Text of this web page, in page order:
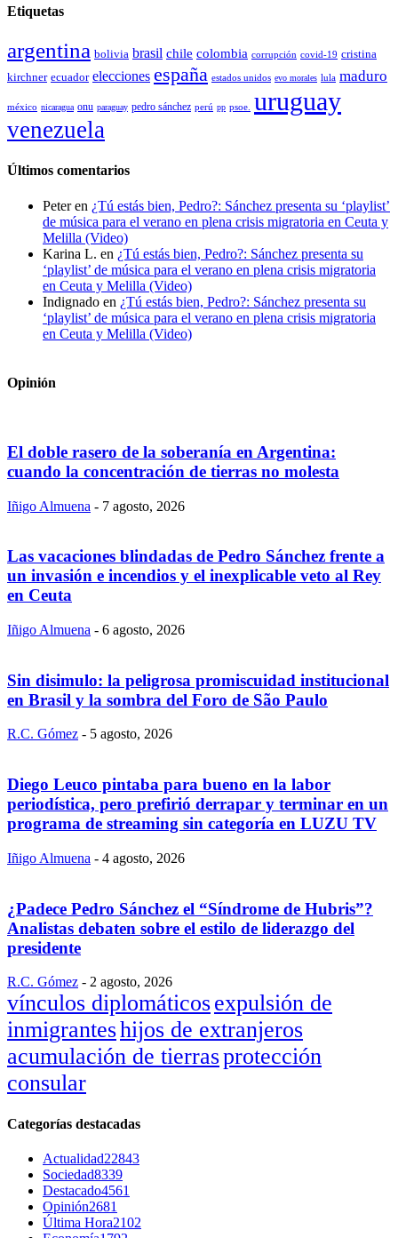
Etiquetas
argentina bolivia brasil chile colombia corrupción covid-19 cristina
kirchner ecuador elecciones españa estados unidos evo morales lula maduro
méxico nicaragua onu paraguay pedro sánchez perú pp psoe. uruguay
venezuela
Últimos comentarios
Peteren ¿Tú estás bien, Pedro?: Sánchez presenta su ‘playlist’
de música para el verano en plena crisis migratoria en Ceuta y
Melilla (Video)
Karina L. en ¿Tú estás bien, Pedro?: Sánchez presenta su
‘playlist’ de música para el verano en plena crisis migratoria
en Ceuta y Melilla (Video)
Indignado en ¿Tú estás bien, Pedro?: Sánchez presenta su
‘playlist’ de música para el verano en plena crisis migratoria
en Ceuta y Melilla (Video)
Opinión
El doble rasero de la soberanía en Argentina:
cuando la concentración de tierras no molesta
Iñigo Almuena - 7 agosto, 2026
Las vacaciones blindadas de Pedro Sánchez frente a
un invasión e incendios y el inexplicable veto al Rey
en Ceuta
Iñigo Almuena - 6 agosto, 2026
Sin disimulo: la peligrosa promiscuidad institucional
en Brasil y la sombra del Foro de São Paulo
R.C. Gómez - 5 agosto, 2026
Diego Leuco pintaba para bueno en la labor
periodística, pero prefirió derrapar y terminar en un
programa de streaming sin categoría en LUZU TV
Iñigo Almuena - 4 agosto, 2026
¿Padece Pedro Sánchez el “Síndrome de Hubris”?
Analistas debaten sobre el estilo de liderazgo del
presidente
R.C. Gómez - 2 agosto, 2026
vínculos diplomáticosexpulsión de
inmigranteshijos de extranjeros
acumulación de tierrasprotección
consular
Categorías destacadas
Actualidad22843
Sociedad8339
Destacado4561
Opinión2681
Última Hora2102